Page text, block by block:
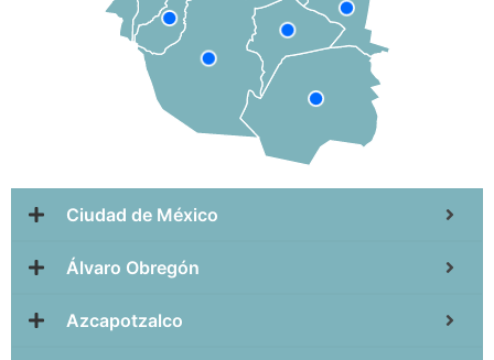
Ciudad de México
Álvaro Obregón
Azcapotzalco